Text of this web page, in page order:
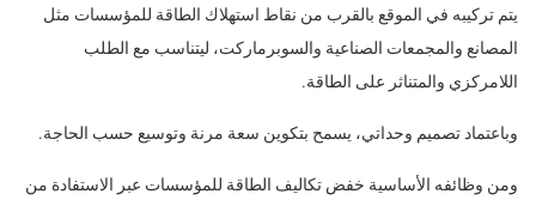
يتم تركيبه في الموقع بالقرب من نقاط استهلاك الطاقة للمؤسسات مثل
المصانع والمجمعات الصناعية والسوبرماركت، ليتناسب مع الطلب
اللامركزي والمتناثر على الطاقة.
وباعتماد تصميم وحداتي، يسمح بتكوين سعة مرنة وتوسيع حسب الحاجة.
ومن وظائفه الأساسية خفض تكاليف الطاقة للمؤسسات عبر الاستفادة من